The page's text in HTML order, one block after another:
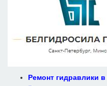
Ремонт гидравлики